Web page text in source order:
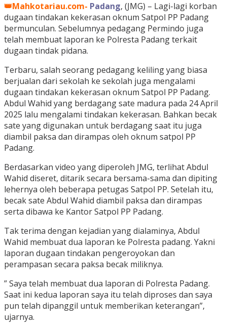
👑Mahkotariau.com- Padang, (JMG) – Lagi-lagi korban
dugaan tindakan kekerasan oknum Satpol PP Padang
bermunculan. Sebelumnya pedagang Permindo juga
telah membuat laporan ke Polresta Padang terkait
dugaan tindak pidana.
Terbaru, salah seorang pedagang keliling yang biasa
berjualan dari sekolah ke sekolah juga mengalami
dugaan tindakan kekerasan oknum Satpol PP Padang.
Abdul Wahid yang berdagang sate madura pada 24 April
2025 lalu mengalami tindakan kekerasan. Bahkan becak
sate yang digunakan untuk berdagang saat itu juga
diambil paksa dan dirampas oleh oknum satpol PP
Padang.
Berdasarkan video yang diperoleh JMG, terlihat Abdul
Wahid diseret, ditarik secara bersama-sama dan dipiting
lehernya oleh beberapa petugas Satpol PP. Setelah itu,
becak sate Abdul Wahid diambil paksa dan dirampas
serta dibawa ke Kantor Satpol PP Padang.
Tak terima dengan kejadian yang dialaminya, Abdul
Wahid membuat dua laporan ke Polresta padang. Yakni
laporan dugaan tindakan pengeroyokan dan
perampasan secara paksa becak miliknya.
” Saya telah membuat dua laporan di Polresta Padang.
Saat ini kedua laporan saya itu telah diproses dan saya
pun telah dipanggil untuk memberikan keterangan”,
ujarnya.